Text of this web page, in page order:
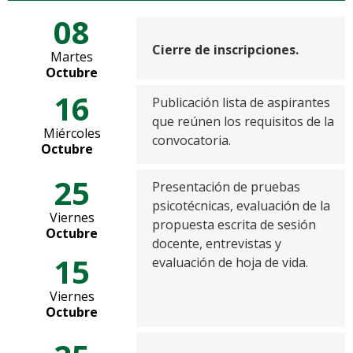
08
Martes
Octubre
Cierre de inscripciones.
16
Miércoles
Octubre
Publicación lista de aspirantes
que reúnen los requisitos de la
convocatoria.
25
Viernes
Octubre
15
Viernes
Octubre
Presentación de pruebas
psicotécnicas, evaluación de la
propuesta escrita de sesión
docente, entrevistas y
evaluación de hoja de vida.